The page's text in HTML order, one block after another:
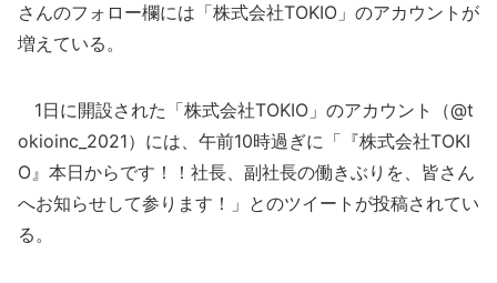
さんのフォロー欄には「株式会社TOKIO」のアカウントが
増えている。
1日に開設された「株式会社TOKIO」のアカウント（@t
okioinc_2021）には、午前10時過ぎに「『株式会社TOKI
O』本日からです！！社長、副社長の働きぶりを、皆さん
へお知らせして参ります！」とのツイートが投稿されてい
る。